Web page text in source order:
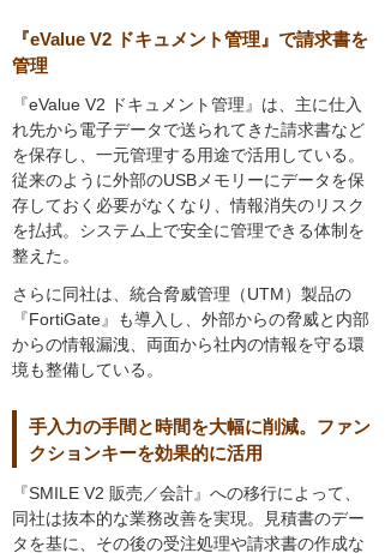
『eValue V2 ドキュメント管理』で請求書を
管理
『eValue V2 ドキュメント管理』は、主に仕入
れ先から電子データで送られてきた請求書など
を保存し、一元管理する用途で活用している。
従来のように外部のUSBメモリーにデータを保
存しておく必要がなくなり、情報消失のリスク
を払拭。システム上で安全に管理できる体制を
整えた。
さらに同社は、統合脅威管理（UTM）製品の
『FortiGate』も導入し、外部からの脅威と内部
からの情報漏洩、両面から社内の情報を守る環
境も整備している。
手入力の手間と時間を大幅に削減。ファン
クションキーを効果的に活用
『SMILE V2 販売／会計』への移行によって、
同社は抜本的な業務改善を実現。見積書のデー
タを基に、その後の受注処理や請求書の作成な